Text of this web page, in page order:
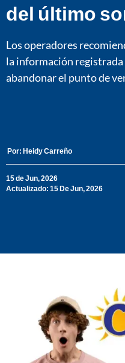
del último
Los operadores
la información
abandonar el punto de
Por: Heidy Carreño
15 de Jun, 2026
Actualizado: 15 De Jun, 2026